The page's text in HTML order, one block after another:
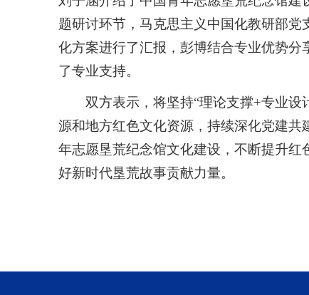
题研讨环节，马克思主义中国化教研部
化方案进行了汇报，彭博结合专业优势
了专业支持。
双方表示，将坚持“理论支撑+专业
源和地方红色文化资源，持续深化党建
年志愿垦荒纪念馆文化建设，不断提升
好新时代垦荒故事贡献力量。